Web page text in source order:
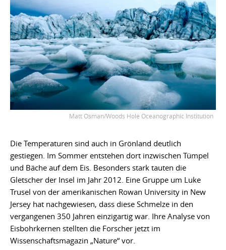
Matt Osman/Woods Hole Oceanographic Institution
Die Temperaturen sind auch in Grönland deutlich
gestiegen. Im Sommer entstehen dort inzwischen Tümpel
und Bäche auf dem Eis. Besonders stark tauten die
Gletscher der Insel im Jahr 2012. Eine Gruppe um Luke
Trusel von der amerikanischen Rowan University in New
Jersey hat nachgewiesen, dass diese Schmelze in den
vergangenen 350 Jahren einzigartig war. Ihre Analyse von
Eisbohrkernen stellten die Forscher jetzt im
Wissenschaftsmagazin „Nature“ vor.